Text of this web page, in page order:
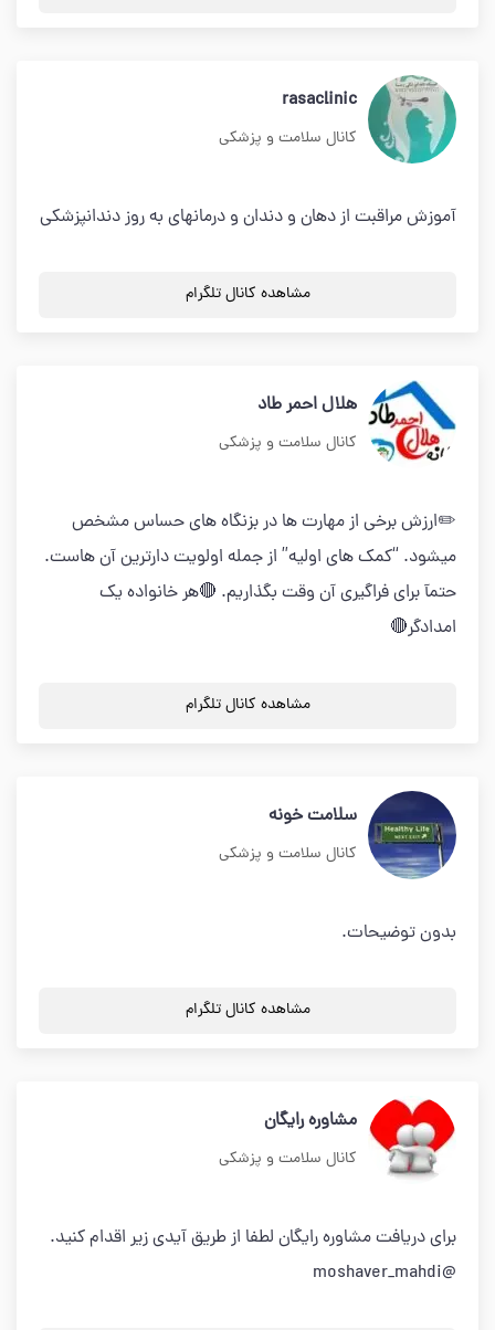
rasaclinic
کانال سلامت و پزشکی
آموزش مراقبت از دهان و دندان و درمانهای به روز دندانپزشکی
مشاهده کانال تلگرام
هلال احمر طاد
کانال سلامت و پزشکی
✏️ارزش برخي از مهارت ها در بزنگاه هاي حساس مشخص
میشود. “كمك هاي اوليه” از جمله اولویت دارترين آن هاست.
حتمآ برای فراگیری آن وقت بگذاریم. 🔴هر خانواده یک
امدادگر🔴
مشاهده کانال تلگرام
سلامت خونه
کانال سلامت و پزشکی
بدون توضیحات.
مشاهده کانال تلگرام
مشاوره رايگان
کانال سلامت و پزشکی
براي دريافت مشاوره رايگان لطفا از طريق آيدي زير اقدام كنيد.
@moshaver_mahdi